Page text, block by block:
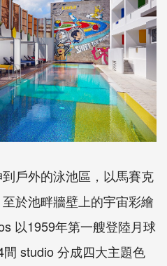
戶外的泳池區，以馬賽克
於池畔牆壁上的宇宙彩繪
以1959年第一艘登陸月球
studio 分成四大主題色